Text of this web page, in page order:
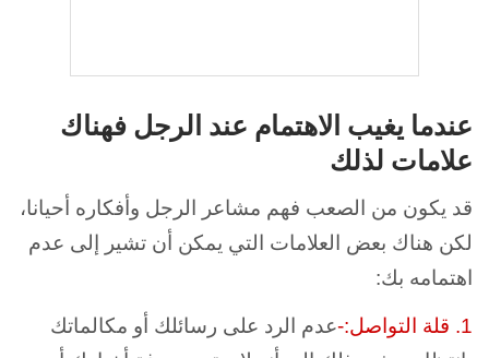
عندما يغيب الاهتمام عند الرجل فهناك
علامات لذلك
قد يكون من الصعب فهم مشاعر الرجل وأفكاره أحيانا،
لكن هناك بعض العلامات التي يمكن أن تشير إلى عدم
اهتمامه بك:
1. قلة التواصل:-
عدم الرد على رسائلك أو مكالماتك